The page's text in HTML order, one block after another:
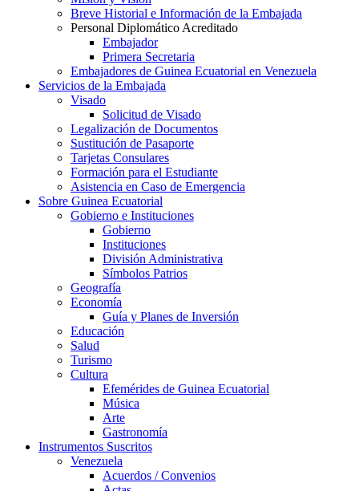
Breve Historial e Información de la Embajada
Personal Diplomático Acreditado
Embajador
Primera Secretaria
Embajadores de Guinea Ecuatorial en Venezuela
Servicios de la Embajada
Visado
Solicitud de Visado
Legalización de Documentos
Sustitución de Pasaporte
Tarjetas Consulares
Formación para el Estudiante
Asistencia en Caso de Emergencia
Sobre Guinea Ecuatorial
Gobierno e Instituciones
Gobierno
Instituciones
División Administrativa
Símbolos Patrios
Geografía
Economía
Guía y Planes de Inversión
Educación
Salud
Turismo
Cultura
Efemérides de Guinea Ecuatorial
Música
Arte
Gastronomía
Instrumentos Suscritos
Venezuela
Acuerdos / Convenios